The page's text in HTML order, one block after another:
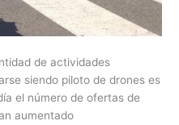
de actividades
siendo piloto de drones es
el número de ofertas de
aumentado